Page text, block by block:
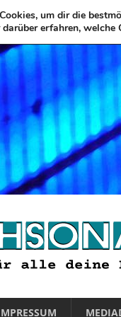
um dir die
erfahren,